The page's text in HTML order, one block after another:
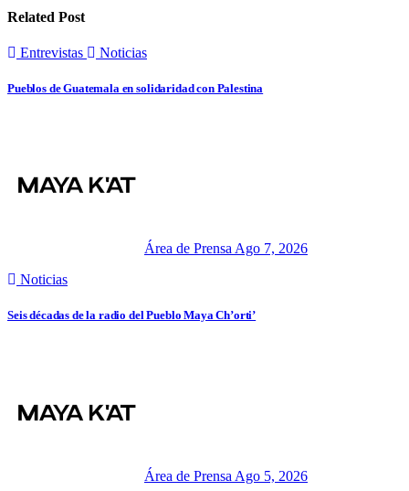
Related Post
Entrevistas Noticias
Pueblos de Guatemala en solidaridad con Palestina
Área de Prensa Ago 7, 2026
Noticias
Seis décadas de la radio del Pueblo Maya Ch’orti’
Área de Prensa Ago 5, 2026